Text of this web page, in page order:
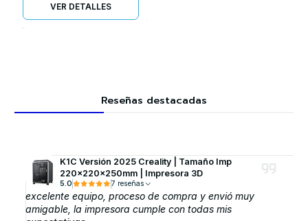
VER DETALLES
Reseñas destacadas
K1C Versión 2025 Creality | Tamaño Imp
220x220x250mm | Impresora 3D
5.0 7 reseñas
excelente equipo, proceso de compra y envió muy
amigable, la impresora cumple con todas mis